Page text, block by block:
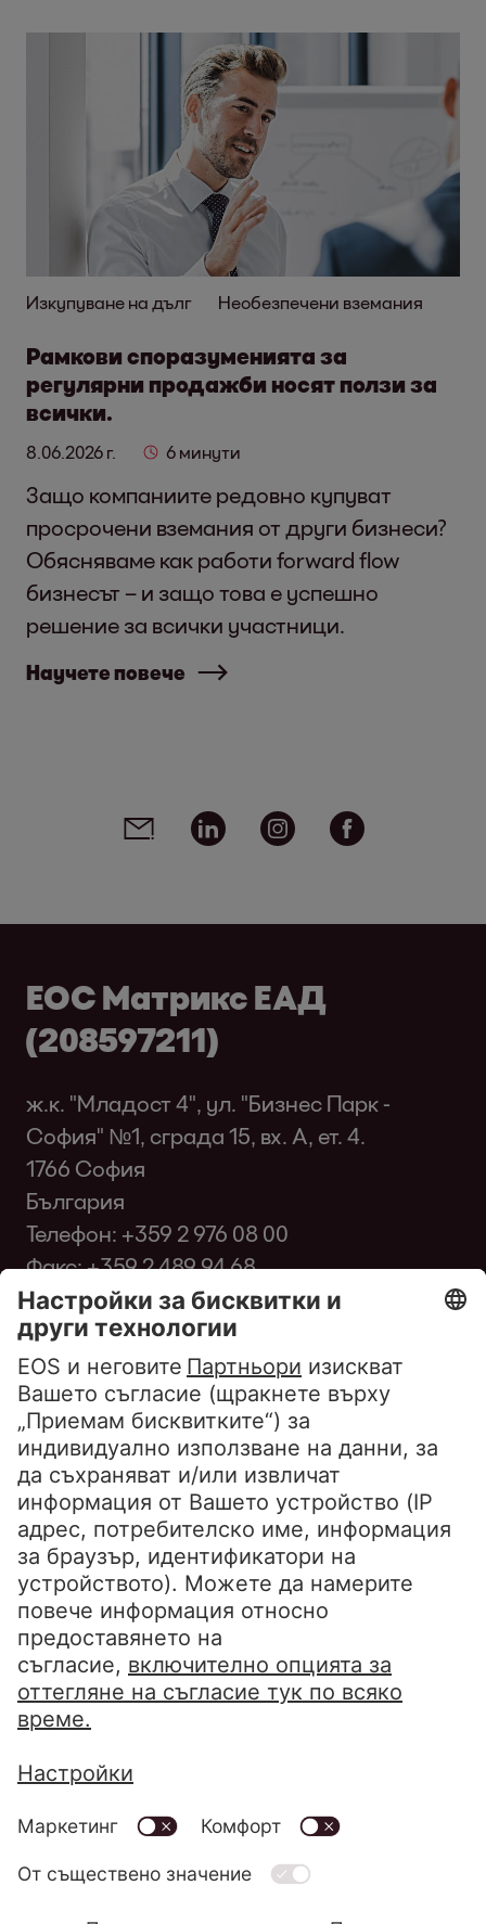
Изкупуване на дълг Необезпечени вземания
Рамкови споразуменията за
регулярни продажби носят ползи за
всички.
8.06.2026 г. 6 минути
Защо компаниите редовно купуват
просрочени вземания от други бизнеси?
Обясняваме как работи forward flow
бизнесът – и защо това е успешно
решение за всички участници.
Научете повече
Social media links - share article
Email Linkedin Instagram
ЕОС Матрикс ЕАД
(208597211)
ж.к. "Младост 4", ул. "Бизнес Парк -
София" №1, сграда 15, вх. A, ет. 4.
1766 София
България
Телефон: +359 2 976 08 00
Факс: +359 2 489 94 68
infobg@eos-matrix.bg
FAQ
Уведомление за поверителност
Кодекс за поведение